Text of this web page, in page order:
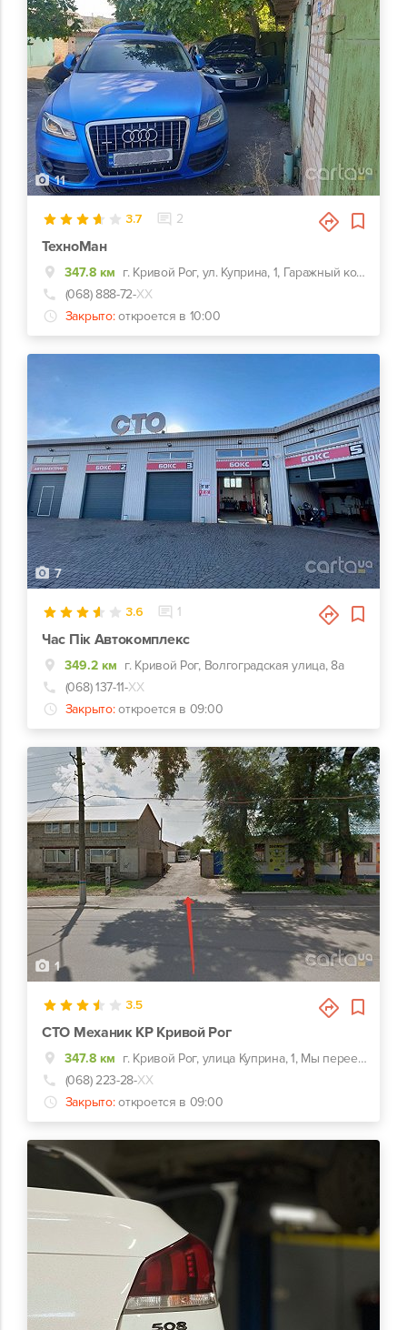
11
3.7 2
ТехноМан
347.8 км
г. Кривой Рог, ул. Куприна, 1, Гаражный кооператив Автомибилист
(068) 888-72-ХХ
Закрыто: откроется в 10:00
7
3.6 1
Час Пік Автокомплекс
349.2 км г. Кривой Рог, Волгоградская улица, 8а
(068) 137-11-ХХ
Закрыто: откроется в 09:00
1
3.5
СТО Механик КР Кривой Рог
347.8 км
г. Кривой Рог, улица Куприна, 1, Мы переехали новый адрес ул.Мопровская 41 Прорізна 41
(068) 223-28-ХХ
Закрыто: откроется в 09:00